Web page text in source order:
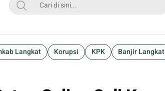
Langkat Korupsi KPK Banjir Langkat